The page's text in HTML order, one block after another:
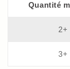
Quantité
2+
3+